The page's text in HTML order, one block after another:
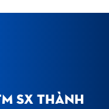
SX THÀNH